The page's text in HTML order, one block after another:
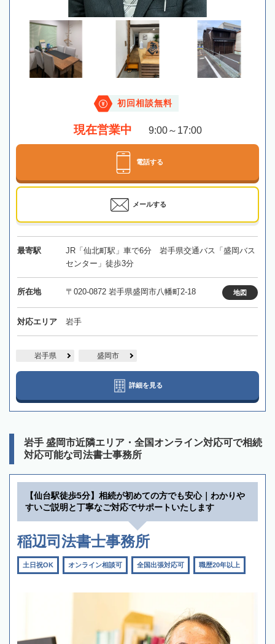
初回相談無料
現在営業中 9:00～17:00
電話する
メールする
最寄駅
JR「仙北町駅」車で6分 岩手県交通バス「盛岡バス
センター」徒歩3分
所在地 〒020-0872 岩手県盛岡市八幡町2-18 地図
対応エリア 岩手
岩手県 盛岡市
詳細を見る
岩手 盛岡市近隣エリア・全国オンライン対応可で相続
対応可能な司法書士事務所
【仙台駅徒歩5分】相続が初めての方でも安心｜わかりや
すいご説明と丁寧なご対応でサポートいたします
稲辺司法書士事務所
土日祝OK オンライン相談可 全国出張対応可 職歴20年以上